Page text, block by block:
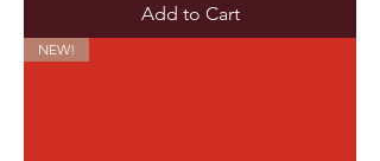
Add to Cart
NEW!